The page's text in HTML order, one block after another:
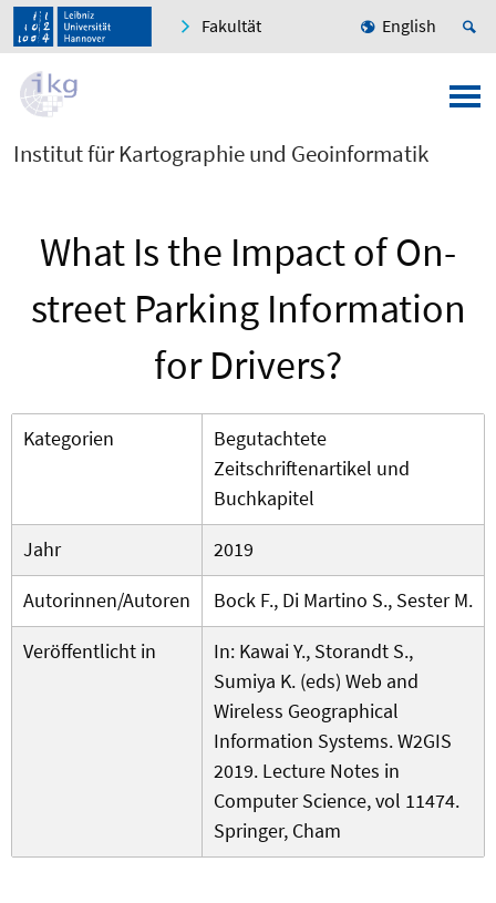
Fakultät English
Institut für Kartographie und Geoinformatik
What Is the Impact of On-
street Parking Information
for Drivers?
Kategorien
Begutachtete
Zeitschriftenartikel und
Buchkapitel
Jahr
2019
Autorinnen/Autoren
Bock F., Di Martino S., Sester M.
Veröffentlicht in
In: Kawai Y., Storandt S.,
Sumiya K. (eds) Web and
Wireless Geographical
Information Systems. W2GIS
2019. Lecture Notes in
Computer Science, vol 11474.
Springer, Cham